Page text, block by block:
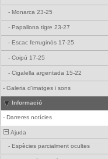
- Monarca 23-25
- Papallona tigre 23-27
- Escac ferruginós 17-25
- Coipú 17-25
- Cigalella argentada 15-22
- Galeria d'imatges i sons
Informació
- Darreres notícies
Ajuda
- Espècies parcialment ocultes